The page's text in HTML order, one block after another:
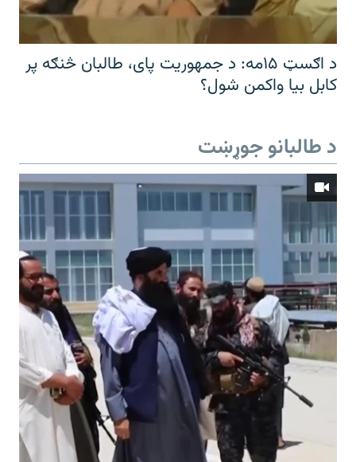
د اګسټ ۱۵مه: د جمهوریت پای، طالبان څنګه پر
کابل بیا واکمن شول؟
د طالبانو جوړښت